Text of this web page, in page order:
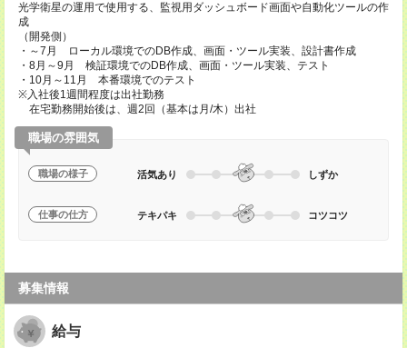
光学衛星の運用で使用する、監視用ダッシュボード画面や自動化ツールの作
成
（開発側）
・～7月 ローカル環境でのDB作成、画面・ツール実装、設計書作成
・8月～9月 検証環境でのDB作成、画面・ツール実装、テスト
・10月～11月 本番環境でのテスト
※入社後1週間程度は出社勤務
在宅勤務開始後は、週2回（基本は月/木）出社
職場の雰囲気
職場の様子 活気あり しずか
仕事の仕方 テキパキ コツコツ
募集情報
給与